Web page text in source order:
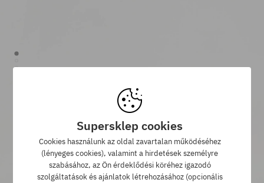
Supersklep cookies
Cookies használunk az oldal zavartalan működéséhez
(lényeges cookies), valamint a hirdetések személyre
szabásához, az Ön érdeklődési köréhez igazodó
szolgáltatások és ajánlatok létrehozásához (opcionális